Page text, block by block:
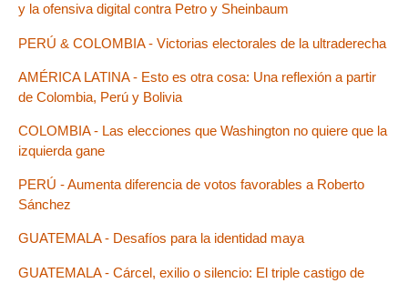
y la ofensiva digital contra Petro y Sheinbaum
PERÚ & COLOMBIA - Victorias electorales de la ultraderecha
AMÉRICA LATINA - Esto es otra cosa: Una reflexión a partir
de Colombia, Perú y Bolivia
COLOMBIA - Las elecciones que Washington no quiere que la
izquierda gane
PERÚ - Aumenta diferencia de votos favorables a Roberto
Sánchez
GUATEMALA - Desafíos para la identidad maya
GUATEMALA - Cárcel, exilio o silencio: El triple castigo de